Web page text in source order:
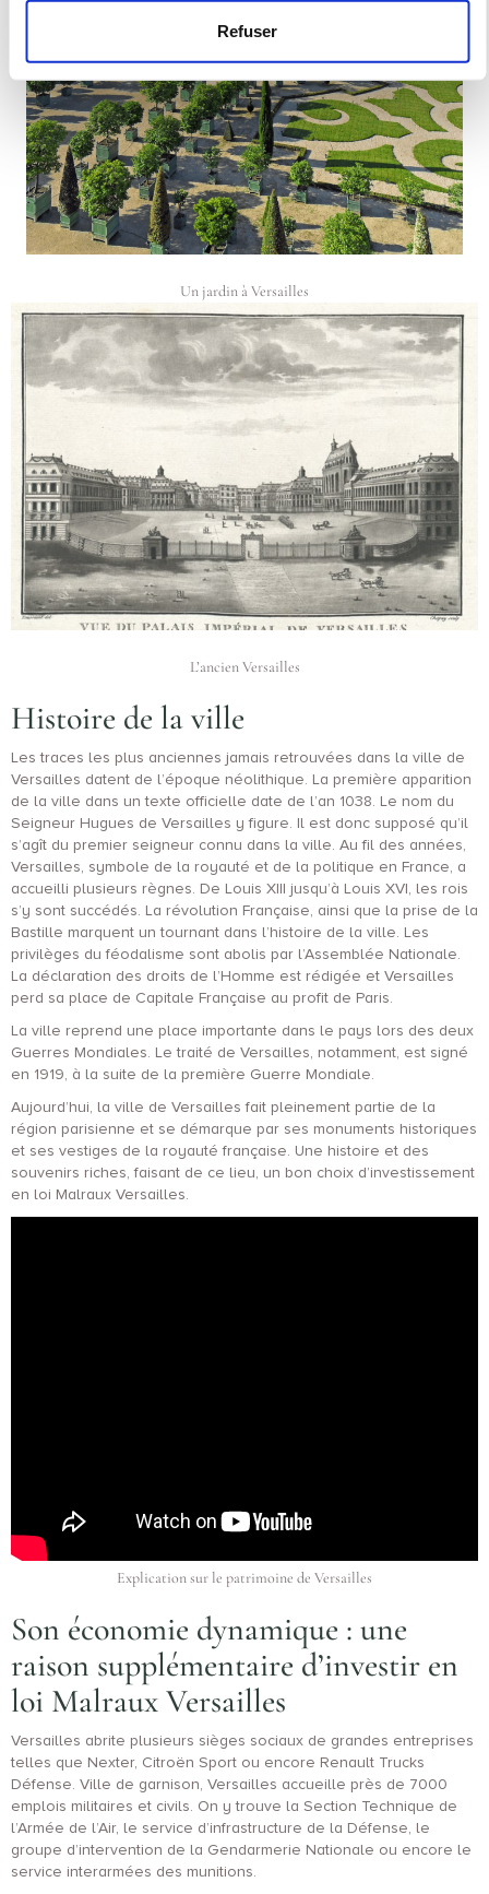
Refuser
Un jardin à Versailles
L’ancien Versailles
Histoire de la ville
Les traces les plus anciennes jamais retrouvées dans la ville de
Versailles datent de l’époque néolithique. La première apparition
de la ville dans un texte officielle date de l’an 1038. Le nom du
Seigneur Hugues de Versailles y figure. Il est donc supposé qu’il
s’agît du premier seigneur connu dans la ville. Au fil des années,
Versailles, symbole de la royauté et de la politique en France, a
accueilli plusieurs règnes. De Louis XIII jusqu’à Louis XVI, les rois
s’y sont succédés. La révolution Française, ainsi que la prise de la
Bastille marquent un tournant dans l’histoire de la ville. Les
privilèges du féodalisme sont abolis par l’Assemblée Nationale.
La déclaration des droits de l’Homme est rédigée et Versailles
perd sa place de Capitale Française au profit de Paris.
La ville reprend une place importante dans le pays lors des deux
Guerres Mondiales. Le traité de Versailles, notamment, est signé
en 1919, à la suite de la première Guerre Mondiale.
Aujourd’hui, la ville de Versailles fait pleinement partie de la
région parisienne et se démarque par ses monuments historiques
et ses vestiges de la royauté française. Une histoire et des
souvenirs riches, faisant de ce lieu, un bon choix d’investissement
en loi Malraux Versailles.
Explication sur le patrimoine de Versailles
Son économie dynamique : une
raison supplémentaire d’investir en
loi Malraux Versailles
Versailles abrite plusieurs sièges sociaux de grandes entreprises
telles que Nexter, Citroën Sport ou encore Renault Trucks
Défense. Ville de garnison, Versailles accueille près de 7000
emplois militaires et civils. On y trouve la Section Technique de
l’Armée de l’Air, le service d’infrastructure de la Défense, le
groupe d’intervention de la Gendarmerie Nationale ou encore le
service interarmées des munitions.